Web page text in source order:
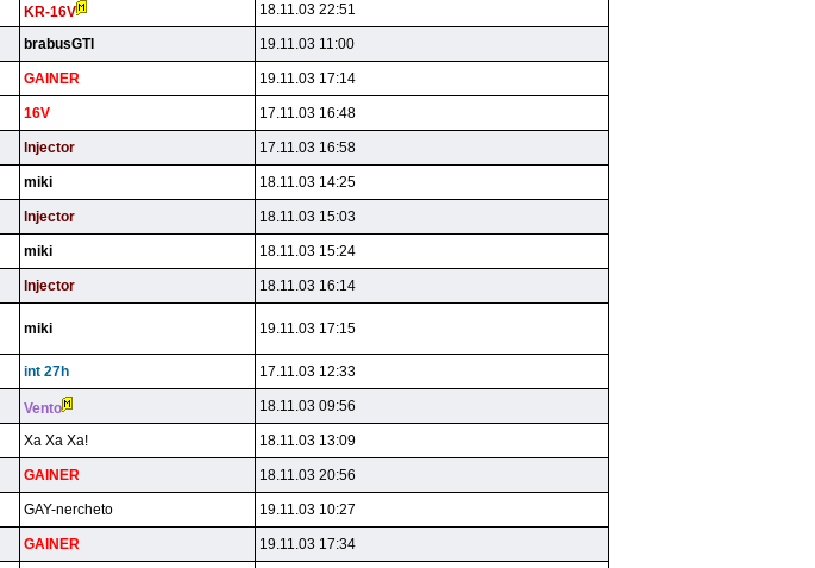
KR-16V 18.11.03 22:51
brabusGTl 19.11.03 11:00
GAlNER 19.11.03 17:14
16V 17.11.03 16:48
lnjector 17.11.03 16:58
miki 18.11.03 14:25
lnjector 18.11.03 15:03
miki 18.11.03 15:24
lnjector 18.11.03 16:14
miki 19.11.03 17:15
int 27h 17.11.03 12:33
Vento 18.11.03 09:56
Xa Xa Xa! 18.11.03 13:09
GAlNER 18.11.03 20:56
GAY-nercheto 19.11.03 10:27
GAlNER 19.11.03 17:34